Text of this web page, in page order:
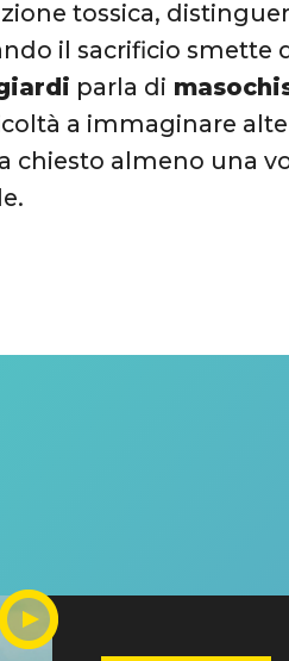
tossica,
il sacrificio smette
parla di
a immaginare
chiesto almeno una